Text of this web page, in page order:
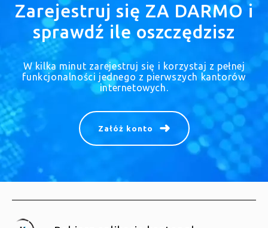
Zarejestruj się ZA DARMO i
sprawdź ile oszczędzisz
W kilka minut zarejestruj się i korzystaj z pełnej
funkcjonalności jednego z pierwszych kantorów
internetowych.
Załóż konto